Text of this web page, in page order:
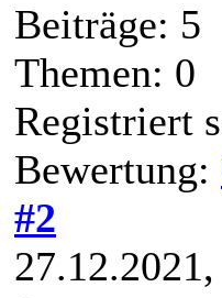
Beiträge: 5
Themen: 0
Registriert
Bewertung:
#2